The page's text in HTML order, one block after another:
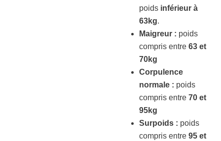
poids inférieur à
63kg.
Maigreur : poids
compris entre 63 et
70kg
Corpulence
normale : poids
compris entre 70 et
95kg
Surpoids : poids
compris entre 95 et